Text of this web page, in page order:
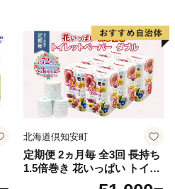
泡石鹸 石鹸 兵庫 兵庫県 小野
北海道倶知安町
定期便 2ヵ月毎 全3回 長持ち
1.5倍巻き 花いっぱい トイレ
ットペーパー ダブル 45ｍ 計